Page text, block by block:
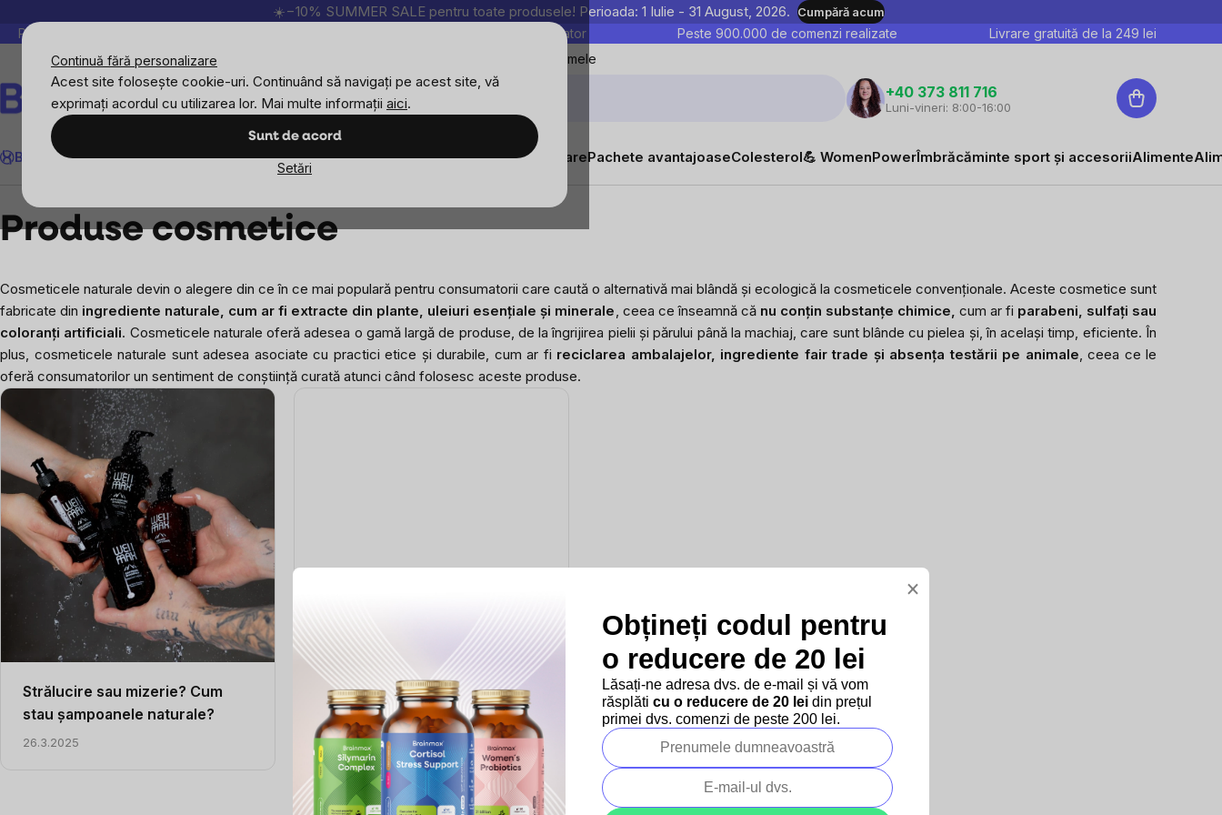
Continuă fără personalizare
Acest site folosește cookie-uri. Continuând să navigați pe acest site, vă
exprimați acordul cu utilizarea lor. Mai multe informații aici.
Sunt de acord
Setări
☀️−10% SUMMER SALE pentru toate produsele! Perioada: 1 Iulie - 31 August, 2026. Cumpără acum
Peste 200.000 de recenzii verificate Produsele noastre sunt testate în laborator Peste 900.000 de comenzi realizate Livrare gratuită de la 249 lei
Favoritele mele
Căutare
+40 373 811 716
Luni-vineri: 8:00-16:00
Coş
de
BrainMax
SportImunitateFemeiBărbațiCopiiObiectiveNoutățiSuplimente alimentarePachete avantajoaseColesterol💪 WomenPowerÎmbrăcăminte sport și accesoriiAlimente
Produse cosmetice
Cosmeticele naturale devin o alegere din ce în ce mai populară pentru consumatorii care caută o alternativă mai blândă și ecologică la cosmeticele convenționale. Aceste cosmetice sunt
fabricate din ingrediente naturale, cum ar fi extracte din plante, uleiuri esențiale și minerale, ceea ce înseamnă cănu conțin substanțe chimice, cum ar fi parabeni, sulfați sau
coloranți artificiali. Cosmeticele naturale oferă adesea o gamă largă de produse, de la îngrijirea pielii și părului până la machiaj, care sunt blânde cu pielea și, în același timp, eficiente. În
plus, cosmeticele naturale sunt adesea asociate cu practici etice și durabile, cum ar fi reciclarea ambalajelor, ingrediente fair trade și absența testării pe animale, ceea ce le
oferă consumatorilor un sentiment de conștiință curată atunci când folosesc aceste produse.
Listă
articole
Strălucire sau mizerie? Cum
stau șampoanele naturale?
26.3.2025
Uleiuri esențiale: Diferite tipuri,
efecte și utilizări
13.6.2024
×
Obțineți codul pentru
o reducere de 20 lei
Lăsați-ne adresa dvs. de e-mail și vă vom
răsplăti cu o reducere de 20 lei din prețul
primei dvs. comenzi de peste 200 lei.